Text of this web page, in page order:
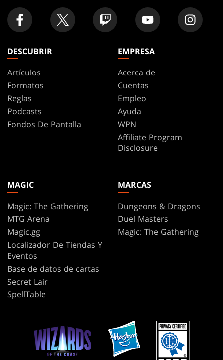
DESCUBRIR
Artículos
Formatos
Reglas
Podcasts
Fondos De Pantalla
EMPRESA
Acerca de
Cuentas
Empleo
Ayuda
WPN
Affiliate Program
Disclosure
MAGIC
Magic: The Gathering
MTG Arena
Magic.gg
Localizador De Tiendas Y
Eventos
Base de datos de cartas
Secret Lair
SpellTable
MARCAS
Dungeons & Dragons
Duel Masters
Magic: The Gathering